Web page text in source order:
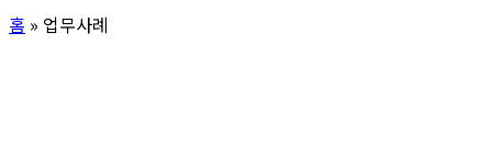
홈 » 업무사례